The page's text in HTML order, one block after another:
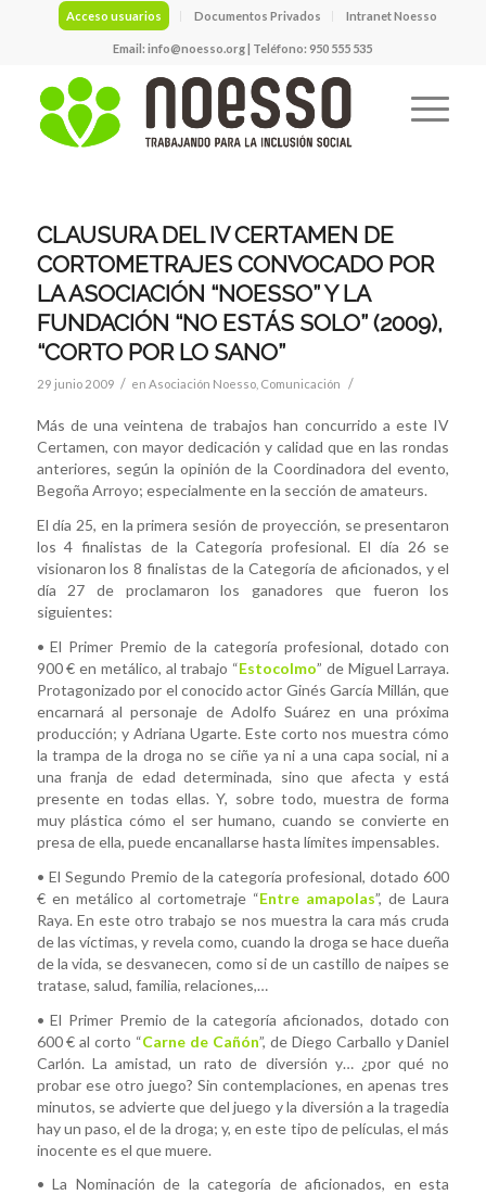
Acceso usuarios Documentos Privados Intranet Noesso
Email:info@noesso.org| Teléfono: 950 555 535
CLAUSURA DEL IV CERTAMEN DE
CORTOMETRAJES CONVOCADO POR
LA ASOCIACIÓN “NOESSO” Y LA
FUNDACIÓN “NO ESTÁS SOLO” (2009),
“CORTO POR LO SANO”
29 junio 2009 / en Asociación Noesso, Comunicación /
Más de una veintena de trabajos han concurrido a este IV
Certamen, con mayor dedicación y calidad que en las rondas
anteriores, según la opinión de la Coordinadora del evento,
Begoña Arroyo; especialmente en la sección de amateurs.
El día 25, en la primera sesión de proyección, se presentaron
los 4 finalistas de la Categoría profesional. El día 26 se
visionaron los 8 finalistas de la Categoría de aficionados, y el
día 27 de proclamaron los ganadores que fueron los
siguientes:
• El Primer Premio de la categoría profesional, dotado con
900 € en metálico, al trabajo “Estocolmo” de Miguel Larraya.
Protagonizado por el conocido actor Ginés García Millán, que
encarnará al personaje de Adolfo Suárez en una próxima
producción; y Adriana Ugarte. Este corto nos muestra cómo
la trampa de la droga no se ciñe ya ni a una capa social, ni a
una franja de edad determinada, sino que afecta y está
presente en todas ellas. Y, sobre todo, muestra de forma
muy plástica cómo el ser humano, cuando se convierte en
presa de ella, puede encanallarse hasta límites impensables.
• El Segundo Premio de la categoría profesional, dotado 600
€ en metálico al cortometraje “Entre amapolas”, de Laura
Raya. En este otro trabajo se nos muestra la cara más cruda
de las víctimas, y revela como, cuando la droga se hace dueña
de la vida, se desvanecen, como si de un castillo de naipes se
tratase, salud, familia, relaciones,…
• El Primer Premio de la categoría aficionados, dotado con
600 € al corto “Carne de Cañón”, de Diego Carballo y Daniel
Carlón. La amistad, un rato de diversión y… ¿por qué no
probar ese otro juego? Sin contemplaciones, en apenas tres
minutos, se advierte que del juego y la diversión a la tragedia
hay un paso, el de la droga; y, en este tipo de películas, el más
inocente es el que muere.
• La Nominación de la categoría de aficionados, en esta